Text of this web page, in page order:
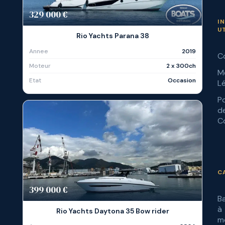
329 000 €
Rio Yachts Parana 38
Annee
2019
Moteur
2 x 300ch
Etat
Occasion
399 000 €
Rio Yachts Daytona 35 Bow rider
à